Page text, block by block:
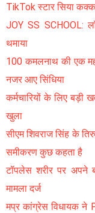
TikTok स्टार सिया
JOY SS SCHOOL:
थमाया
100 कमलनाथ की एक
नजर आए सिंधिया
कर्मचारियों के लिए बड़ी
खुला
सीएम शिवराज सिंह के
समीकरण कुछ कहता है
टॉपलेस शरीर पर अपने
मामला दर्ज
मप्र कांग्रेस विधायक ने